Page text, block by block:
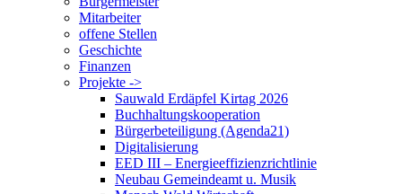
Mitarbeiter
offene Stellen
Geschichte
Finanzen
Projekte ->
Sauwald Erdäpfel Kirtag 2026
Buchhaltungskooperation
Bürgerbeteiligung (Agenda21)
Digitalisierung
EED III – Energieeffizienzrichtlinie
Neubau Gemeindeamt u. Musik